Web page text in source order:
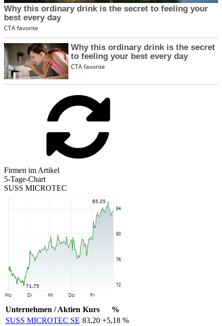
Firmen im Artikel
5-Tage-Chart
SUSS MICROTEC
Unternehmen / Aktien Kurs
%
SUSS MICROTEC SE 83,20 +5,18 %